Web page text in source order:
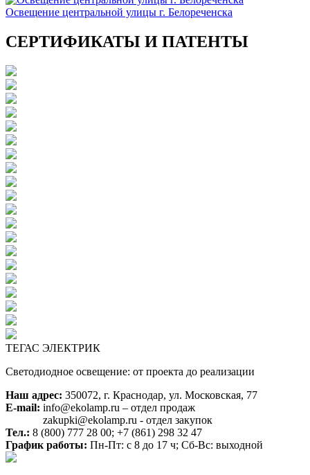
Освещение центральной улицы г. Белореченска
СЕРТИФИКАТЫ И ПАТЕНТЫ
ТЕГАС ЭЛЕКТРИК
Светодиодное освещение: от проекта до реализации
Наш адрес: 350072, г. Краснодар, ул. Московская, 77
E-mail: info@ekolamp.ru – отдел продаж
zakupki@ekolamp.ru - отдел закупок
Тел.: 8 (800) 777 28 00; +7 (861) 298 32 47
График работы: Пн-Пт: с 8 до 17 ч; Сб-Вс: выходной